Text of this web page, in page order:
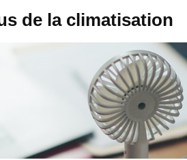
de la climatisation